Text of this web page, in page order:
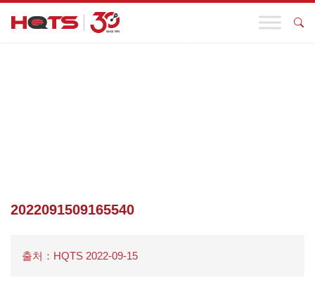
2022091509165540
출처：HQTS 2022-09-15